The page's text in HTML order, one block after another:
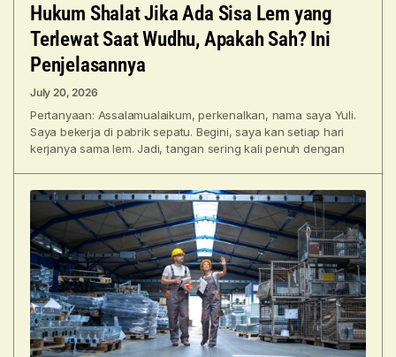
Hukum Shalat Jika Ada Sisa Lem yang
Terlewat Saat Wudhu, Apakah Sah? Ini
Penjelasannya
July 20, 2026
Pertanyaan: Assalamualaikum, perkenalkan, nama saya Yuli.
Saya bekerja di pabrik sepatu. Begini, saya kan setiap hari
kerjanya sama lem. Jadi, tangan sering kali penuh dengan